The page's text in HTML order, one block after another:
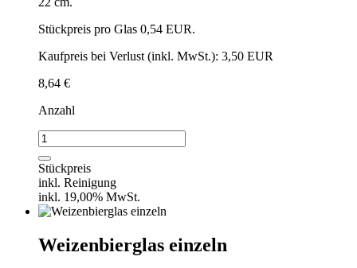
Stückpreis pro Glas 0,54 EUR.
Kaufpreis bei Verlust (inkl. MwSt.): 3,50 EUR
8,64 €
Anzahl
Weinglas
Rotwein
/
VPE
16
Stück
Stückpreis
inkl. Reinigung
inkl. 19,00% MwSt.
Weizenbierglas einzeln